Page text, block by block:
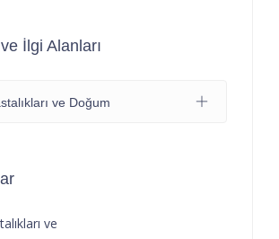
İlgi Alanları
ve Doğum
ve